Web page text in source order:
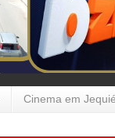
Cinema em Jequié